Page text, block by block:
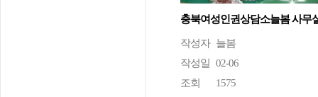
충북여성인권상담소늘봄 사무
작성자 늘봄
작성일 02-06
조회
1575